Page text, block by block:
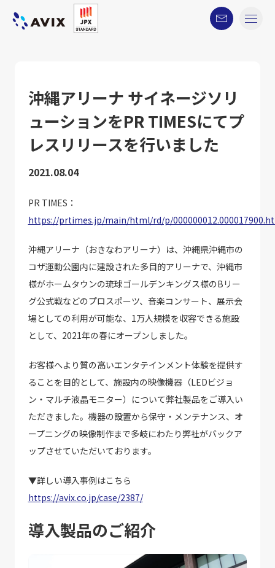
沖縄アリーナ サイネージソリ
ューションをPR TIMESにてプ
レスリリースを行いました
2021.08.04
PR TIMES：
https://prtimes.jp/main/html/rd/p/
沖縄アリーナ（おきなわアリーナ）は、沖縄県沖縄市の
コザ運動公園内に建設された多目的アリーナで、沖縄市
様がホームタウンの琉球ゴールデンキングス様のBリー
グ公式戦などのプロスポーツ、音楽コンサート、展示会
場としての利用が可能な、1万人規模を収容できる施設
として、2021年の春にオープンしました。
お客様へより質の高いエンタテインメント体験を提供す
ることを目的として、施設内の映像機器（LEDビジョ
ン・マルチ液晶モニター）について弊社製品をご導入い
ただきました。機器の設置から保守・メンテナンス、オ
ープニングの映像制作まで多岐にわたり弊社がバックア
ップさせていただいております。
▼詳しい導入事例はこちら
https://avix.co.jp/case/2387/
導入製品のご紹介